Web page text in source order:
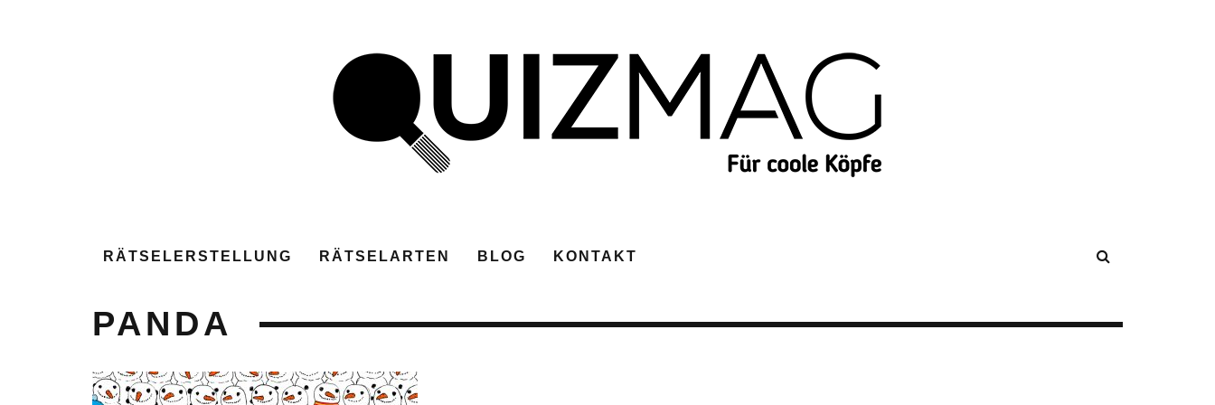
RÄTSELERSTELLUNG RÄTSELARTEN BLOG KONTAKT
PANDA